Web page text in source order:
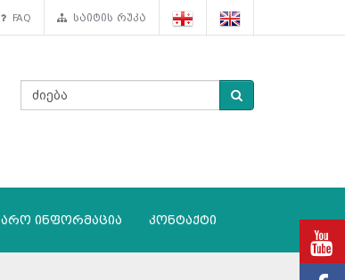
FAQ საიტის რუკა
ინფორმაცია კონტაქტი